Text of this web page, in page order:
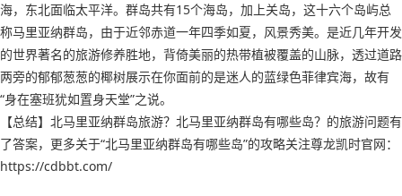
海，东北面临太平洋。群岛共有15个海岛，加上关岛，这十六个岛屿总
称马里亚纳群岛，由于近邻赤道一年四季如夏，风景秀美。是近几年开发
的世界著名的旅游修养胜地，背倚美丽的热带植被覆盖的山脉，透过道路
两旁的郁郁葱葱的椰树展示在你面前的是迷人的蓝绿色菲律宾海，故有
“身在塞班犹如置身天堂”之说。
【总结】北马里亚纳群岛旅游？北马里亚纳群岛有哪些岛？的旅游问题有
了答案，更多关于“北马里亚纳群岛有哪些岛”的攻略关注尊龙凯时官网：
https://cdbbt.com/